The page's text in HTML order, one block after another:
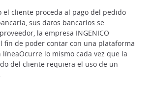
el cliente proceda al pago del pedido
sus datos bancarios se
la empresa INGENICO
fin de poder contar con una plataforma
líneaOcurre lo mismo cada vez que la
del cliente requiera el uso de un